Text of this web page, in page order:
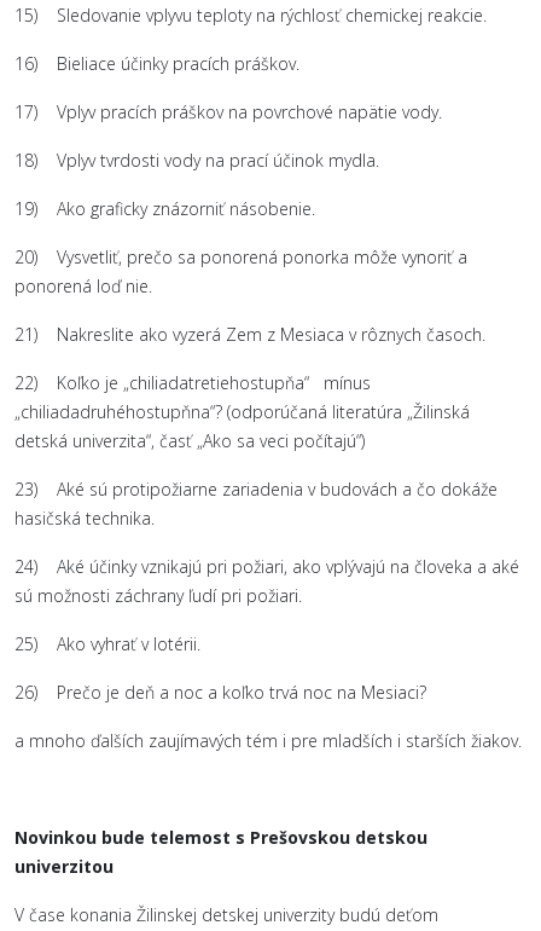
15) Sledovanie vplyvu teploty na rýchlosť chemickej reakcie.
16) Bieliace účinky pracích práškov.
17) Vplyv pracích práškov na povrchové napätie vody.
18) Vplyv tvrdosti vody na prací účinok mydla.
19) Ako graficky znázorniť násobenie.
20) Vysvetliť, prečo sa ponorená ponorka môže vynoriť a
ponorená loď nie.
21) Nakreslite ako vyzerá Zem z Mesiaca v rôznych časoch.
22) Koľko je „chiliadatretiehostupňa“ mínus
„chiliadadruhéhostupňna“? (odporúčaná literatúra „Žilinská
detská univerzita“, časť „Ako sa veci počítajú“)
23) Aké sú protipožiarne zariadenia v budovách a čo dokáže
hasičská technika.
24) Aké účinky vznikajú pri požiari, ako vplývajú na človeka a aké
sú možnosti záchrany ľudí pri požiari.
25) Ako vyhrať v lotérii.
26) Prečo je deň a noc a koľko trvá noc na Mesiaci?
a mnoho ďalších zaujímavých tém i pre mladších i starších žiakov.
Novinkou bude telemost s Prešovskou detskou
univerzitou
V čase konania Žilinskej detskej univerzity budú deťom